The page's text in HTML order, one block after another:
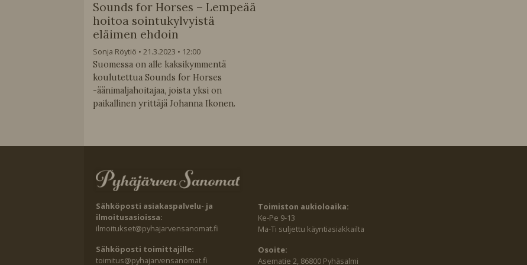
Sounds for Horses – Lempeää
hoitoa sointukylvyistä
eläimen ehdoin
Sonja Röytiö 21.3.2023
12:00
Suomessa on alle kaksikymmentä
koulutettua Sounds for Horses
-äänimaljahoitajaa, joista yksi on
paikallinen yrittäjä Johanna Ikonen.
Sähköposti asiakaspalvelu- ja
ilmoitusasioissa:
ilmoitukset@pyhajarvensanomat.fi
Sähköposti toimittajille:
toimitus@pyhajarvensanomat.fi
Toimiston aukioloaika:
Ke-Pe 9-13
Ma-Ti suljettu käyntiasiakkailta
Osoite:
Asematie 2, 86800 Pyhäsalmi